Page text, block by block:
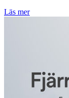
Läs mer